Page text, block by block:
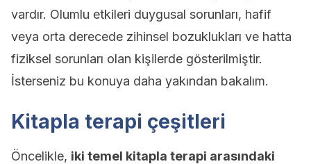
vardır. Olumlu etkileri duygusal sorunları, hafif
veya orta derecede zihinsel bozuklukları ve hatta
fiziksel sorunları olan kişilerde gösterilmiştir.
İsterseniz bu konuya daha yakından bakalım.
Kitapla terapi çeşitleri
Öncelikle, iki temel kitapla terapi arasındaki